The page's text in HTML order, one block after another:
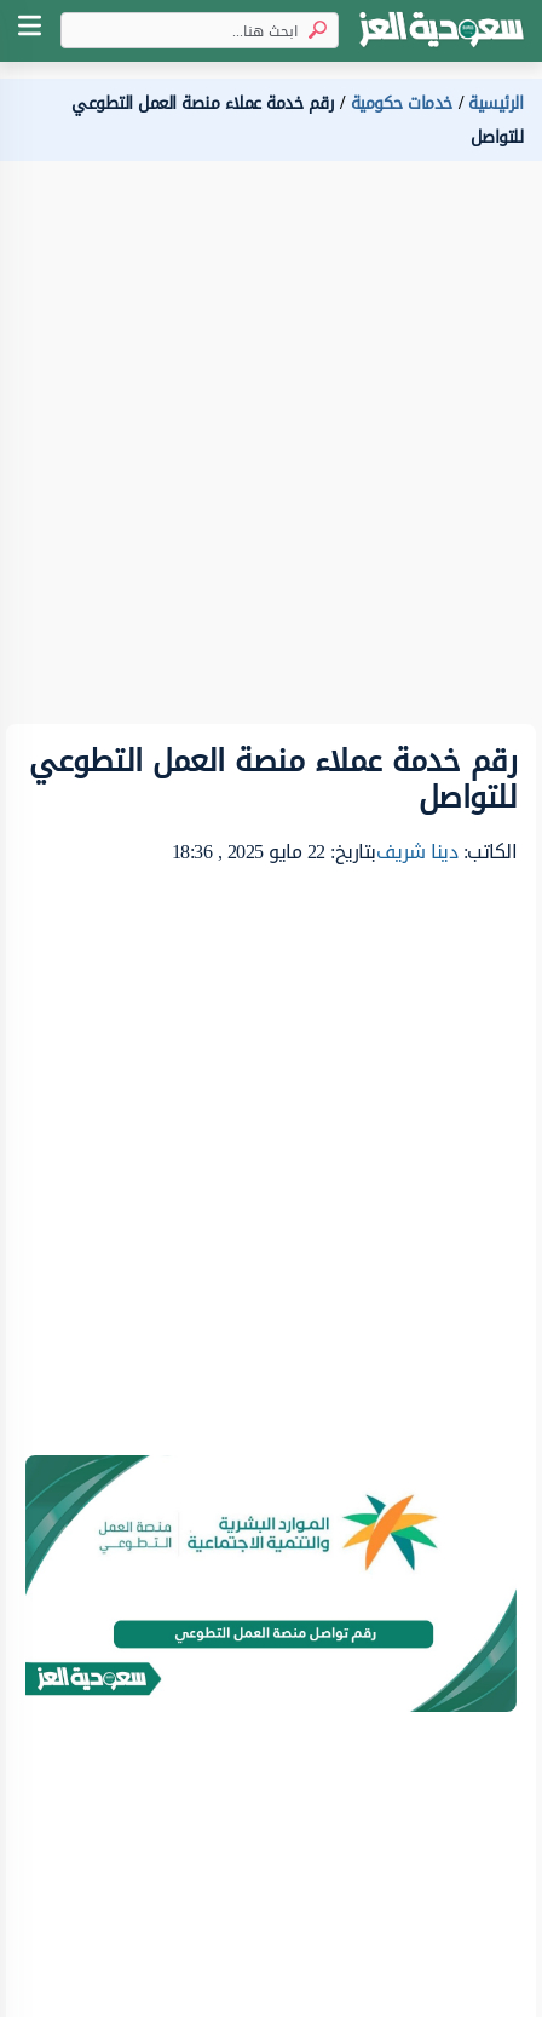
الرئيسية خدمات حكومية رقم خدمة عملاء منصة العمل التطوعي
للتواصل
رقم خدمة عملاء منصة العمل التطوعي
للتواصل
الكاتب:دينا شريفبتاريخ: 22 مايو 2025 , 18:36